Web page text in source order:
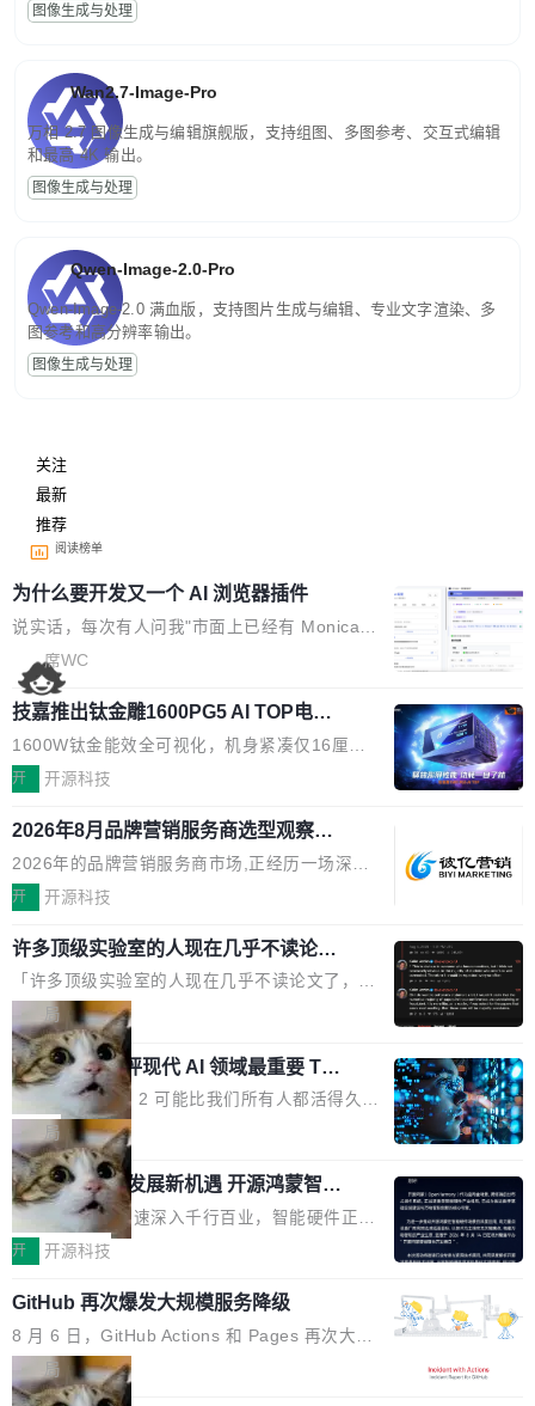
图像生成与处理
Wan2.7-Image-Pro
万相 2.7 图像生成与编辑旗舰版，支持组图、多图参考、交互式编辑
和最高 4K 输出。
图像生成与处理
Qwen-Image-2.0-Pro
Qwen-Image-2.0 满血版，支持图片生成与编辑、专业文字渲染、多
图参考和高分辨率输出。
图像生成与处理
关注
最新
推荐
阅读榜单
为什么要开发又一个 AI 浏览器插件
说实话，每次有人问我"市面上已经有 Monica、
Sider、Copilot for Chrome 这些 AI 浏览器插件
了，你为什么还要再做一个"，我都觉得这个问题
问得好。 因为我自己也是从用户变成开发者的。
现有产品的天花板 我用过不少 AI 浏览器插件。
刚开始觉得都挺好——选中一段文字，弹出解
要。但用久了你会发现，它们本质上都是同一类
东西：一个带网页上下文的聊天框。 它们能读取
页面的文本，然后把文本丢给大模型，再返回一
段回答。仅此而已。 这当然有用，但总觉得差点
意思。比如我在一个后台管理系统里，需要填50
个表单字段，每个字段还有联动逻辑；比如我
想...
席WC
技嘉推出钛金雕1600PG5 AI TOP电
源：为发烧级主机与本地AI算力打造旗
舰供电方案
1600W钛金能效全可视化，机身紧凑仅16厘米
继2026台北电脑展首度亮相后，技嘉科技近日正
电源专为发烧级DIY主机与本地AI算力平台打
造，整机长度仅16厘米，提供1600W额定功率
与80PLUS钛金能效；支持ATX 3.1与PCIe 5.1
规范，结合服务器级元件、完善供电线材与内置
实时LCD监控屏，可充分满足当下高阶PC主机
的严苛使用需求。 澎湃功率，紧凑机身 钛金雕1
600PG5 AI TOP具备强悍输出功率，同时实现
机身尺寸大幅精简。整机长度仅16厘米，属于同
功率段机身尺寸十分紧凑的1600W电源产品。小
巧机身有效提升市面主流标准A...
开 开源科技
2026年8月品牌营销服务商选型观察：
从流量思维到品牌资产思维的范式转移
2026年的品牌营销服务商市场,正经历一场深刻
的价值重构。全球全案品牌代理机构市场从2025
复合增长率达5.44%,预计2032年将突破120亿美
元。数字广告与公共关系相关服务市场更是从20
25年的8463亿美元扩张至2026年的8763亿美
元。数字的背后是一个清晰的事实——品牌对专
业化营销服务的需求从未如此迫切。 但市场扩容
的同时,服务商的竞争逻辑正在改变。2026年Top
Agency年度合辑的观察指出,“产品”这个离消费
者最近的载体,在整个品牌营销层面的权重显著变
高了。全域营销服务商的竞争正在从规模转向深
度,案例厚度、全域覆盖、多线协同...
开 开源科技
许多顶级实验室的人现在几乎不读论文
了
「许多顶级实验室的人现在几乎不读论文了，而
且他们认为 ICLR/ICML/NeurIPS 充斥着大量过
度宣传和欺诈。」 OpenAI 研究员 Keller Jorda
n 这条推文引发了广泛讨论。他不是在说风凉
话，他是说出了一个圈内人尽皆知但很少公开捅
破的事实。 Jordan 随后补充了一句软化声明：
「我不认为这些会议上大部分论文都在过度宣传
或造假。问题是，作为读者，如果你筛选出那些
看起来最令人兴奋的论文，那它们大部分都是过
度宣传的。」 这才是真正的痛点。不是所有论文
都有问题，是最吸引眼球的那批论文最有问题。
他引用的帖子来自 Mathew Shen，一位 ICLR 2
026 的读者：「看了篇 ...
局
xAI 前工程师评现代 AI 领域最重要 Top
3 开源项目
Flash Attention 2 可能比我们所有人都活得久。
这句话不是来自某个技术博客，而是出自 Hieu
Pham 的一条推文。Hieu Pham 是谁？他是 xAI
的早期工程师之一，在 Grok 训练基础设施团队
工作过。近日他在 X 上发了一条帖子，列出了他
认为现代 AI 领域最重要的三个开源项目。 第一
理由很具体。FA 系列不需要解释，但 FA2 是他
认为最重要的一个——复杂度恰到好处，刚好能
驱动你去学 CuTe，但还没被那些"邪恶的" Hopp
er++ 优化所淹没，足够容易修改和适配。 更关
局
共商智能硬件发展新机遇 开源鸿蒙智能
硬件开发者日杭州站即将举行
随着万物智联加速深入千行百业，智能硬件正从
单点设备迈向智能化、网联化、协同化发展。作
鸿蒙通过统一技术底座和分布式能力，为不同类
型智能设备的开发、连接与互联提供关键支撑，
也为产业链企业探索产品创新与商业增长打开新
的空间。 8月14日，开源鸿蒙智能硬件开发者日
开 开源科技
GitHub 再次爆发大规模服务降级
8 月 6 日，GitHub Actions 和 Pages 再次大规
模服务降级，Actions 完全不可用超过 5 小时，
webhook 停发，连自托管 runner 也因调度层故
局